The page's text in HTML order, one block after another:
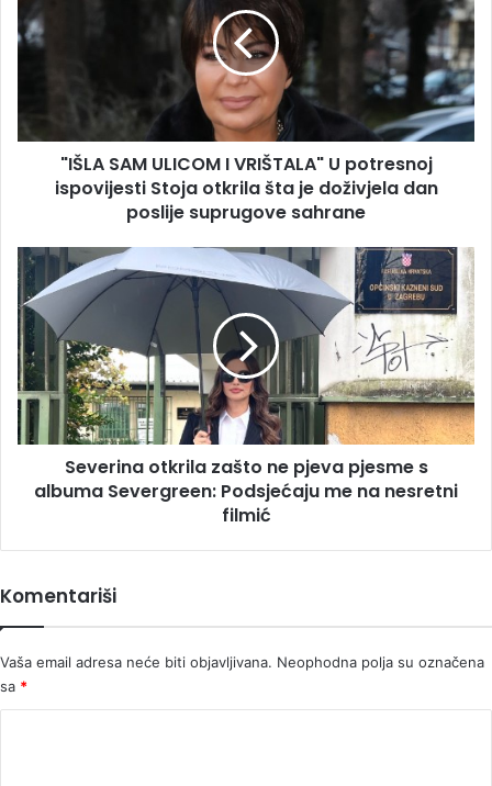
I
VRIŠTALA"
ispovijesti
Stoja
dan
poslije
suprugove
sahrane
"IŠLA SAM ULICOM I VRIŠTALA" U potresnoj
ispovijesti Stoja otkrila šta je doživjela dan
poslije suprugove sahrane
Severina
otkrila
zašto
ne
pjeva
pjesme
s
albuma
Severgreen:
Podsjećaju
me
filmić
Severina otkrila zašto ne pjeva pjesme s
albuma Severgreen: Podsjećaju me na nesretni
filmić
Komentariši
Vaša email adresa neće biti objavljivana. Neophodna polja su označena
sa *